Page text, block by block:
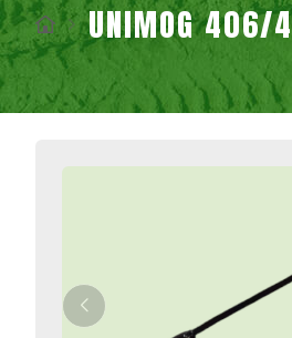
UNIMOG